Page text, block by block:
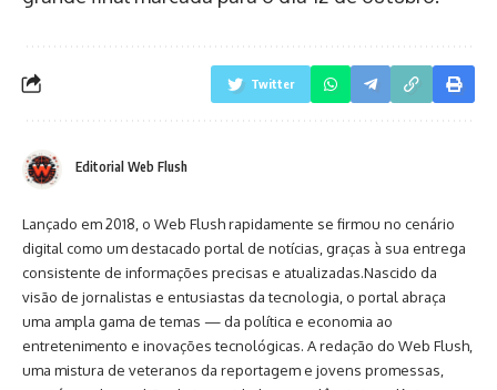
Twitter
Editorial Web Flush
Lançado em 2018, o Web Flush rapidamente se firmou no cenário
digital como um destacado portal de notícias, graças à sua entrega
consistente de informações precisas e atualizadas.Nascido da
visão de jornalistas e entusiastas da tecnologia, o portal abraça
uma ampla gama de temas — da política e economia ao
entretenimento e inovações tecnológicas. A redação do Web Flush,
uma mistura de veteranos da reportagem e jovens promessas,